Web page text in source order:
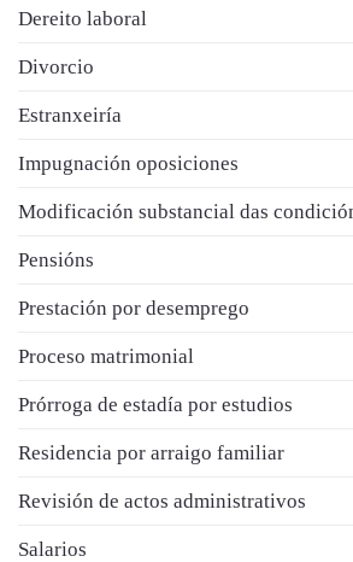
Dereito laboral
Divorcio
Estranxeiría
Impugnación oposiciones
Modificación substancial das
Pensións
Prestación por desemprego
Proceso matrimonial
Prórroga de estadía por estudios
Residencia por arraigo familiar
Revisión de actos administrativos
Salarios